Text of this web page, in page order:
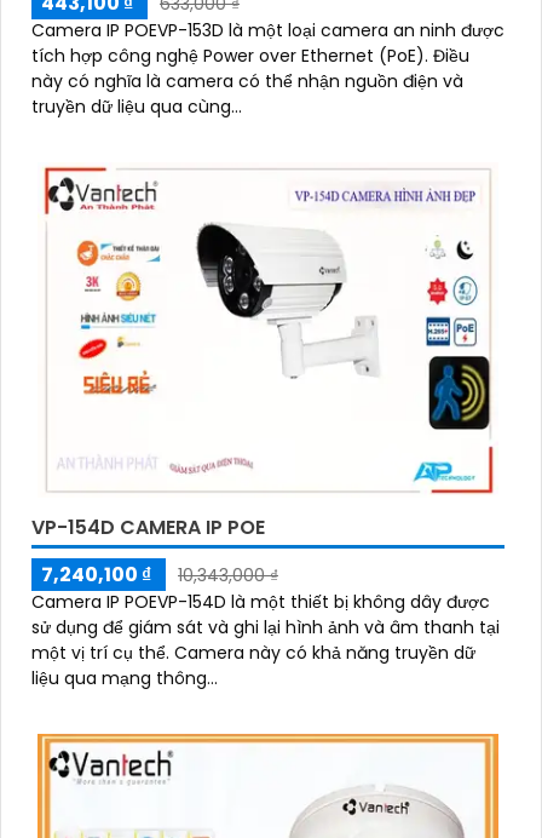
Camera IP POEVP-153D là một loại camera an ninh được
tích hợp công nghệ Power over Ethernet (PoE). Điều
này có nghĩa là camera có thể nhận nguồn điện và
truyền dữ liệu qua cùng...
VP-154D CAMERA IP POE
7,240,100 ₫
10,343,000 ₫
Camera IP POEVP-154D là một thiết bị không dây được
sử dụng để giám sát và ghi lại hình ảnh và âm thanh tại
một vị trí cụ thể. Camera này có khả năng truyền dữ
liệu qua mạng thông...